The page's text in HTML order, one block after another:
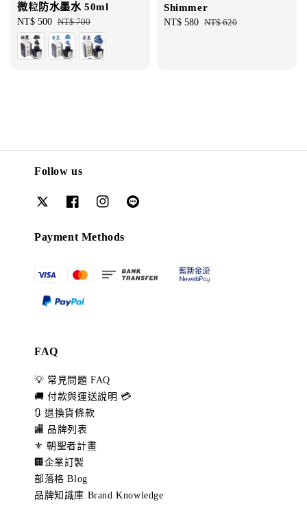
微粒防水墨水 50ml
Sale
price
NT$ 500 Regular
price
NT$ 700
Shimmer
Sale
NT$ 580 Regular
NT$ 620
Follow us
Payment Methods
FAQ
💡 常見問題 FAQ
🚚 付款與運送說明 💳
🔃 退換貨條款
🏬 品牌列表
⚜️ 朝聖者計畫
🏢企業訂製
部落格 Blog
品牌知識庫 Brand Knowledge